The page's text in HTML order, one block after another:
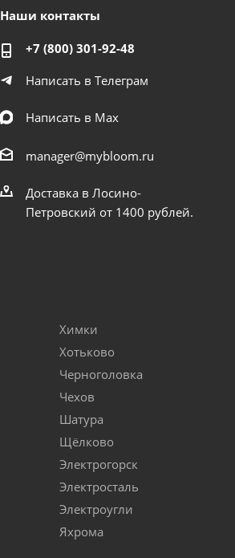
Наши контакты
+7 (800) 301-92-48
Написать в Телеграм
Написать в Мах
manager@mybloom.ru
Доставка в Лосино-
Петровский от 1400 рублей.
Химки
Хотьково
Черноголовка
Чехов
Шатура
Щёлково
Электрогорск
Электросталь
Электроугли
Яхрома